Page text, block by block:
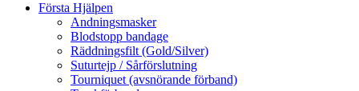
Första Hjälpen
Andningsmasker
Blodstopp bandage
Räddningsfilt (Gold/Silver)
Suturtejp / Sårförslutning
Tourniquet (avsnörande förband)